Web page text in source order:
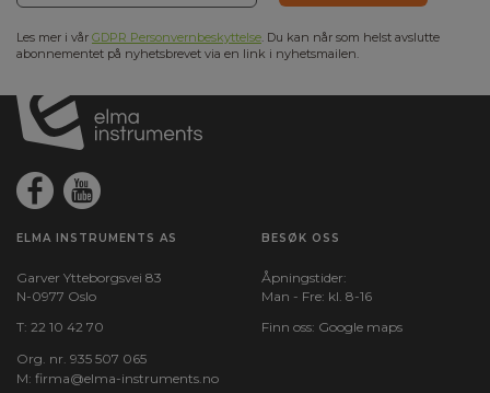
Les mer i vår GDPR Personvernbeskyttelse. Du kan når som helst avslutte
abonnementet på nyhetsbrevet via en link i nyhetsmailen.
ELMA INSTRUMENTS AS
Garver Ytteborgsvei 83
N-0977 Oslo
T: 22 10 42 70
Org. nr. 935 507 065
M: firma@elma-instruments.no​
BESØK OSS
Åpningstider:
Man - Fre: kl. 8-16
Finn oss: Google maps